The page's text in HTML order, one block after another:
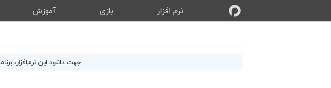
نرم‌ افزار بازی آموزش
جهت دانلود ایننرم‌افزار،